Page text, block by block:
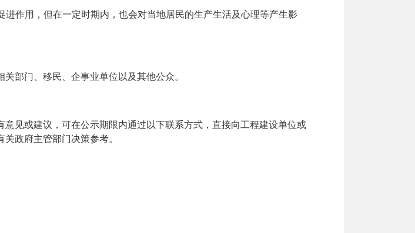
进作用，但在一定时期内，也会对当地居民的生产生活及心理等产生影
关部门 、移民、企事业单位以及其他公众。
见或建议，可在公示期限内通过以下联系方式，直接向工程建设单位或
政府主管部门决策参考。